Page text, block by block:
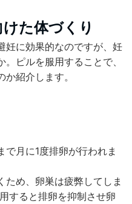
けた体づくり
妊に効果的なのですが、妊
ピルを服用することで、
紹介します。
月に1度排卵が行われま
ため、卵巣は疲弊してしま
すると排卵を抑制させ卵